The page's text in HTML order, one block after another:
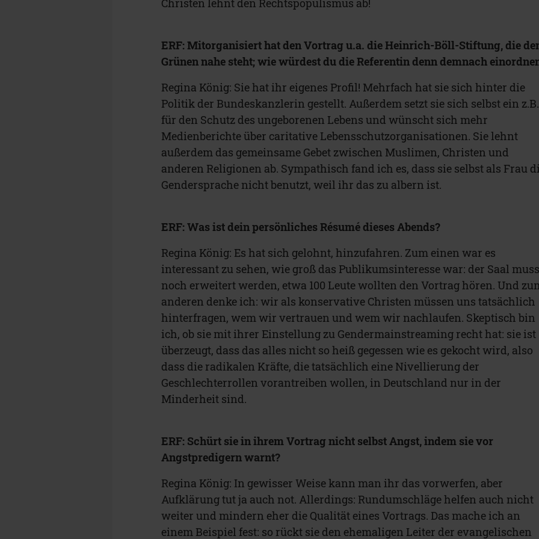
ERF: Mitorganisiert hat den Vortrag u.a. die Heinrich-Böll-Stiftung, die
Grünen nahe steht; wie würdest du die Referentin denn demnach
Regina König: Sie hat ihr eigenes Profil! Mehrfach hat sie sich hinter die
Politik der Bundeskanzlerin gestellt. Außerdem setzt sie sich selbst ein z.B.
für den Schutz des ungeborenen Lebens und wünscht sich mehr
Medienberichte über caritative Lebensschutzorganisationen. Sie lehnt
außerdem das gemeinsame Gebet zwischen Muslimen, Christen und
anderen Religionen ab. Sympathisch fand ich es, dass sie selbst als Frau
Gendersprache nicht benutzt, weil ihr das zu albern ist.
ERF: Was ist dein persönliches Résumé dieses Abends?
Regina König: Es hat sich gelohnt, hinzufahren. Zum einen war es
interessant zu sehen, wie groß das Publikumsinteresse war: der Saal
noch erweitert werden, etwa 100 Leute wollten den Vortrag hören. Und
anderen denke ich: wir als konservative Christen müssen uns tatsächlich
hinterfragen, wem wir vertrauen und wem wir nachlaufen. Skeptisch bin
ich, ob sie mit ihrer Einstellung zu Gendermainstreaming recht hat: sie ist
überzeugt, dass das alles nicht so heiß gegessen wie es gekocht wird, also
dass die radikalen Kräfte, die tatsächlich eine Nivellierung der
Geschlechterrollen vorantreiben wollen, in Deutschland nur in der
Minderheit sind.
ERF: Schürt sie in ihrem Vortrag nicht selbst Angst, indem sie vor
Angstpredigern warnt?
Regina König: In gewisser Weise kann man ihr das vorwerfen, aber
Aufklärung tut ja auch not. Allerdings: Rundumschläge helfen auch nicht
weiter und mindern eher die Qualität eines Vortrags. Das mache ich an
einem Beispiel fest: so rückt sie den ehemaligen Leiter der evangelischen